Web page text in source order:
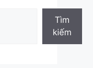
Tìm
kiếm